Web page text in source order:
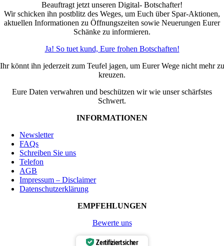
Beauftragt jetzt unseren Digital- Botschafter!
Wir schicken ihn postblitz des Weges, um Euch über Spar-Aktionen,
aktuellen Informationen zu Öffnungszeiten sowie Neuerungen Eurer
Schänke zu informieren.
Ja! So tuet kund, Eure frohen Botschaften!
Ihr könnt ihn jederzeit zum Teufel jagen, um Eurer Wege nicht mehr zu
kreuzen.
Eure Daten verwahren und beschützen wir wie unser schärfstes
Schwert.
INFORMATIONEN
Newsletter
FAQs
Schreiben Sie uns
Telefon
AGB
Impressum – Disclaimer
Datenschutzerklärung
EMPFEHLUNGEN
Bewerte uns
Zertifiziert sicher